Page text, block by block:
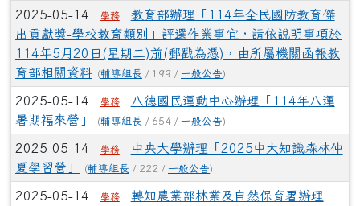
2025-05-14 學務
教育部辦理「114年全民國防教育傑
出貢獻獎-學校教育類別」評選作業事宜，請依說明事項於
114年5月20日(星期二)前(郵戳為憑)，由所屬機關函報教
育部相關資料 (輔導組長 / 199 / 一般公告)
2025-05-14 學務
八德國民運動中心辦理「114年八運
暑期福來營」
(輔導組長 / 654 / 一般公告)
2025-05-14 學務
中央大學辦理「2025中大知識森林仲
夏學習營」
(輔導組長 / 222 / 一般公告)
2025-05-14 學務
轉知農業部林業及自然保育署辦理